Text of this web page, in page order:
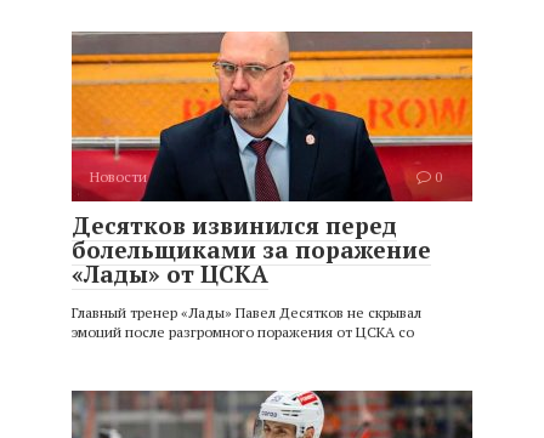
Новости 0
Десятков извинился перед
болельщиками за поражение
«Лады» от ЦСКА
Главный тренер «Лады» Павел Десятков не скрывал
эмоций после разгромного поражения от ЦСКА со